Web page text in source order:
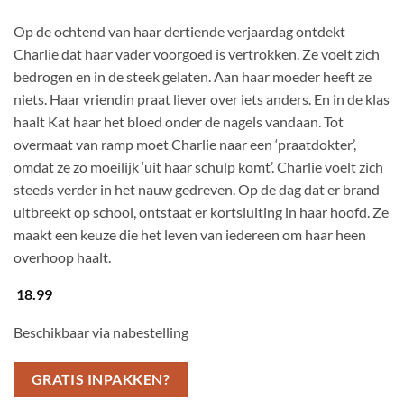
Op de ochtend van haar dertiende verjaardag ontdekt
Charlie dat haar vader voorgoed is vertrokken. Ze voelt zich
bedrogen en in de steek gelaten. Aan haar moeder heeft ze
niets. Haar vriendin praat liever over iets anders. En in de klas
haalt Kat haar het bloed onder de nagels vandaan. Tot
overmaat van ramp moet Charlie naar een ‘praatdokter’,
omdat ze zo moeilijk ‘uit haar schulp komt’. Charlie voelt zich
steeds verder in het nauw gedreven. Op de dag dat er brand
uitbreekt op school, ontstaat er kortsluiting in haar hoofd. Ze
maakt een keuze die het leven van iedereen om haar heen
overhoop haalt.
18.99
Beschikbaar via nabestelling
GRATIS INPAKKEN?